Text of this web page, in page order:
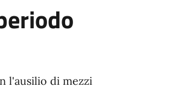
l'ausilio di mezzi